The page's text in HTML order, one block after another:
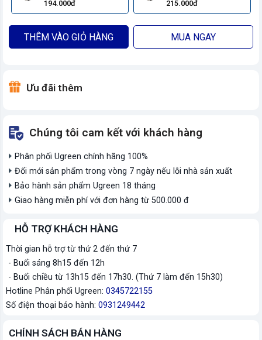
194.000đ
215.000đ
THÊM VÀO GIỎ HÀNG MUA NGAY
Ưu đãi thêm
Chúng tôi cam kết với khách hàng
Phân phối Ugreen chính hãng 100%
Đổi mới sản phẩm trong vòng 7 ngày nếu lỗi nhà sản xuất
Bảo hành sản phẩm Ugreen 18 tháng
Giao hàng miễn phí với đơn hàng từ 500.000 đ
HỖ TRỢ KHÁCH HÀNG
Thời gian hỗ trợ từ thứ 2 đến thứ 7
- Buổi sáng 8h15 đến 12h
- Buổi chiều từ 13h15 đến 17h30. (Thứ 7 làm đến 15h30)
Hotline Phân phối Ugreen: 0345722155
Số điện thoại bảo hành: 0931249442
CHÍNH SÁCH BÁN HÀNG